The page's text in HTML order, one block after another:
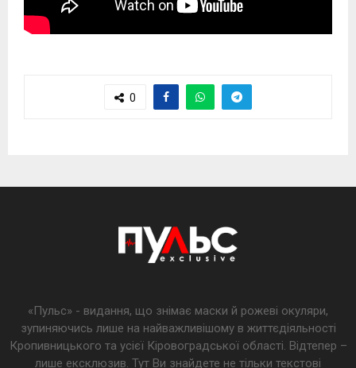
0
«Пульс» - видання, що знімає маски й рожеві окуляри,
зупиняючись лише на найважливішому в життєдіяльності
Кропивницького та усієї Кіровоградської області. Відтепер –
лише ексклюзив. Тут Ви знайдете не тільки текстові